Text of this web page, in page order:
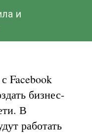
и
Facebook
бизнес-
В
работать